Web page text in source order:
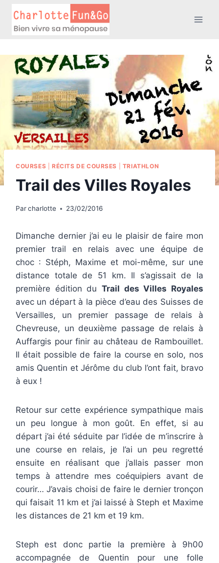
contenu
COURSES RÉCITS DE COURSES TRIATHLON
Trail des Villes Royales
Parcharlotte 23/02/2016
Dimanche dernier j’ai eu le plaisir de faire mon
premier trail en relais avec une équipe de
choc : Stéph, Maxime et moi-même, sur une
distance totale de 51 km. Il s’agissait de la
première édition du Trail des Villes Royales
avec un départ à la pièce d’eau des Suisses de
Versailles, un premier passage de relais à
Chevreuse, un deuxième passage de relais à
Auffargis pour finir au château de Rambouillet.
Il était possible de faire la course en solo, nos
amis Quentin et Jérôme du club l’ont fait, bravo
à eux !
Retour sur cette expérience sympathique mais
un peu longue à mon goût. En effet, si au
départ j’ai été séduite par l’idée de m’inscrire à
une course en relais, je l’ai un peu regretté
ensuite en réalisant que j’allais passer mon
temps à attendre mes coéquipiers avant de
courir… J’avais choisi de faire le dernier tronçon
qui faisait 11 km et j’ai laissé à Steph et Maxime
les distances de 21 km et 19 km.
Steph est donc partie la première à 9h00
accompagnée de Quentin pour une folle